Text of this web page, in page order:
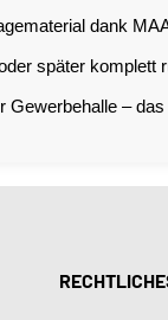
dank
später komplett
Gewerbehalle –